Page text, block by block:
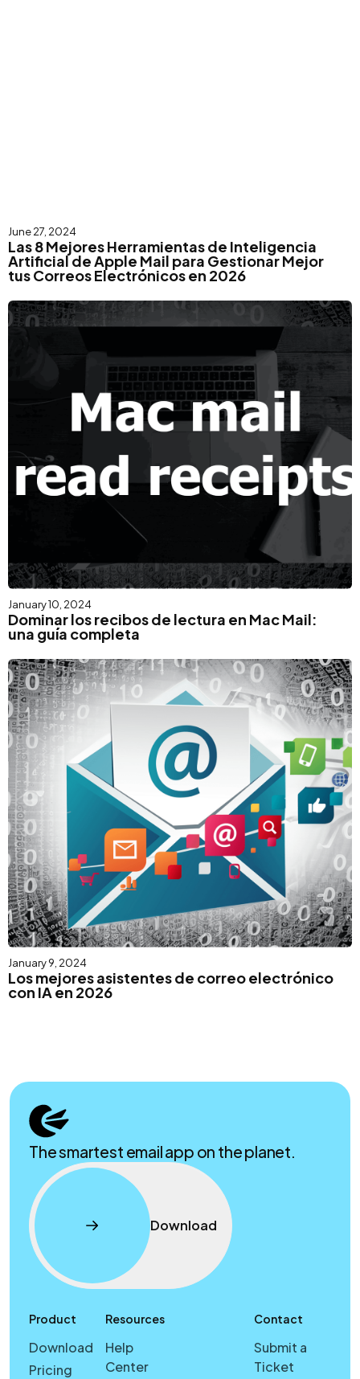
June 27, 2024
Las 8 Mejores Herramientas de Inteligencia
Artificial de Apple Mail para Gestionar Mejor
tus Correos Electrónicos en 2026
January 10, 2024
Dominar los recibos de lectura en Mac Mail:
una guía completa
January 9, 2024
Los mejores asistentes de correo electrónico
con IA en 2026
The smartest email app on the planet.
Download
Product
Download
Pricing
Resources
Help
Center
Contact
Submit a
Ticket